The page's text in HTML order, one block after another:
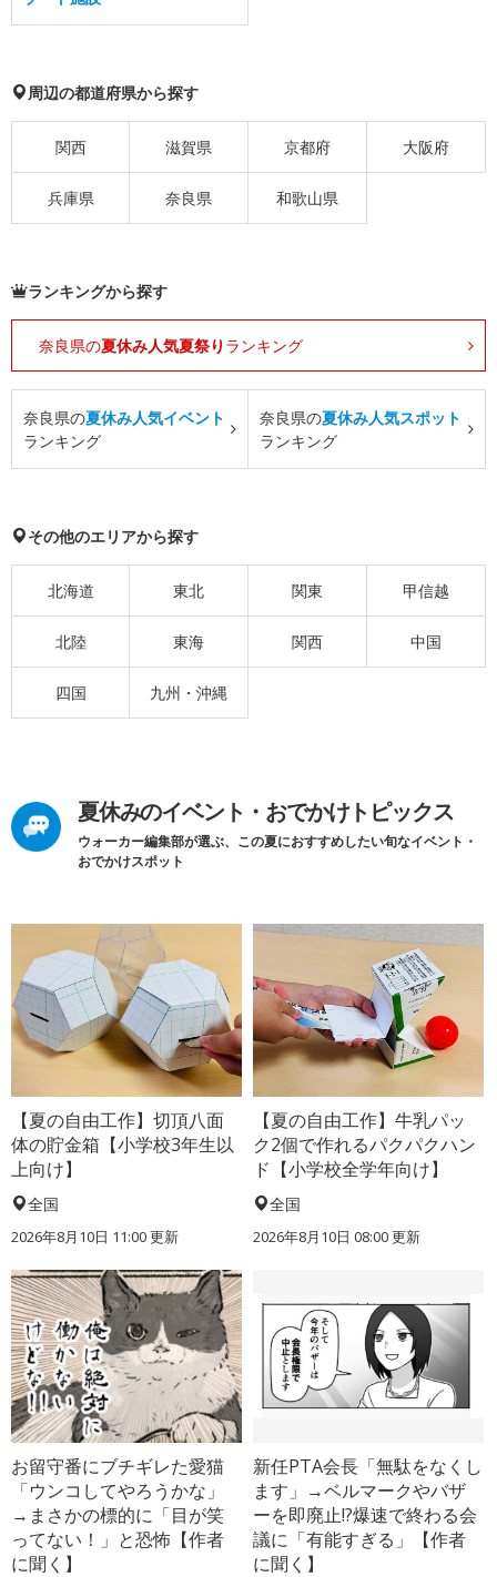
周辺の都道府県から探す
関西 滋賀県 京都府 大阪府
兵庫県 奈良県 和歌山県
ランキングから探す
奈良県の夏休み人気夏祭り ランキング
奈良県の夏休み人気イベント
ランキング
奈良県の夏休み人気スポット
ランキング
その他のエリアから探す
北海道 東北 関東 甲信越
北陸 東海 関西 中国
四国 九州・沖縄
夏休みのイベント・おでかけトピックス
ウォーカー編集部が選ぶ、この夏におすすめしたい旬なイベント・
おでかけスポット
【夏の自由工作】切頂八面
体の貯金箱【小学校3年生以
上向け】
全国
2026年8月10日 11:00更新
【夏の自由工作】牛乳パッ
ク2個で作れるパクパクハン
ド【小学校全学年向け】
全国
2026年8月10日 08:00更新
お留守番にブチギレた愛猫
「ウンコしてやろうかな」
→まさかの標的に「目が笑
ってない！」と恐怖【作者
に聞く】
新任PTA会長「無駄をなくし
ます」→ベルマークやバザ
ーを即廃止!?爆速で終わる会
議に「有能すぎる」【作者
に聞く】